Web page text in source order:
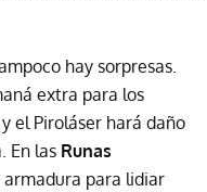
hay sorpresas.
extra para los
el Piroláser hará daño
En las Runas
armadura para lidiar